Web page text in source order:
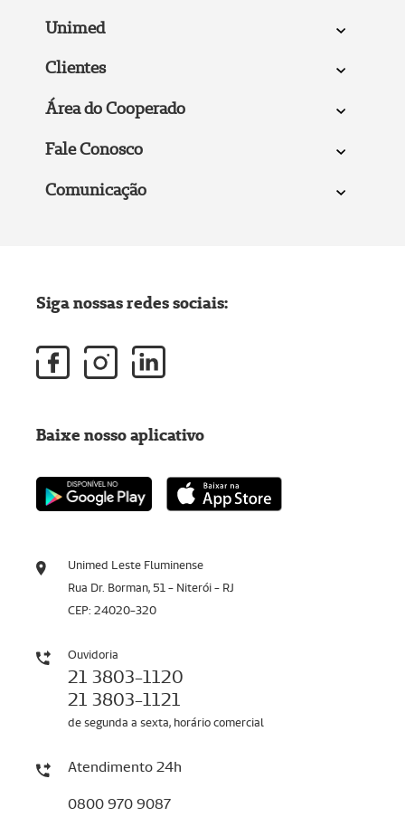
Unimed
Clientes
Área do Cooperado
Fale Conosco
Comunicação
Unimed Leste Fluminense
Rua Dr. Borman, 51 - Niterói - RJ
CEP: 24020-320
Ouvidoria
21 3803-1120
21 3803-1121
de segunda a sexta, horário comercial
Atendimento 24h
0800 970 9087
Siga nossas redes sociais:
Baixe nosso aplicativo